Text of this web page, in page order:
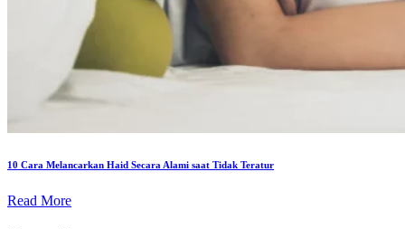
10 Cara Melancarkan Haid Secara Alami saat Tidak Teratur
Read More